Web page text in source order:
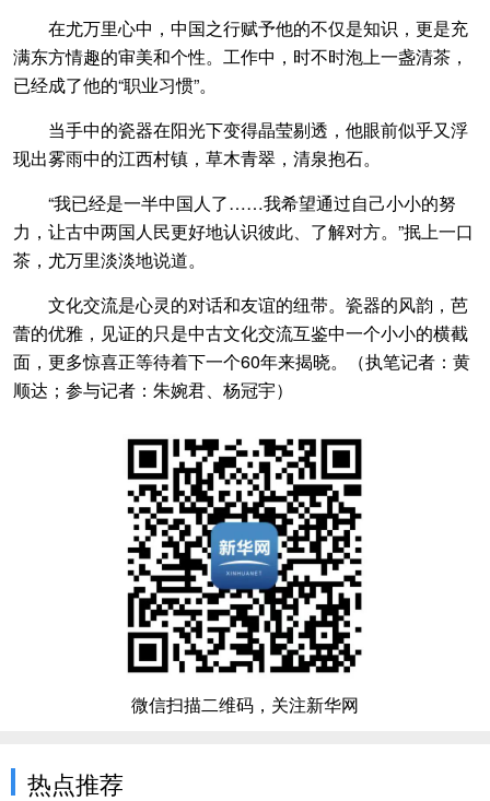
在尤万里心中，中国之行赋予他的不仅是知识，更是充
满东方情趣的审美和个性。工作中，时不时泡上一盏清茶，
已经成了他的“职业习惯”。
当手中的瓷器在阳光下变得晶莹剔透，他眼前似乎又浮
现出雾雨中的江西村镇，草木青翠，清泉抱石。
“我已经是一半中国人了……我希望通过自己小小的努
力，让古中两国人民更好地认识彼此、了解对方。”抿上一口
茶，尤万里淡淡地说道。
文化交流是心灵的对话和友谊的纽带。瓷器的风韵，芭
蕾的优雅，见证的只是中古文化交流互鉴中一个小小的横截
面，更多惊喜正等待着下一个60年来揭晓。（执笔记者：黄
顺达；参与记者：朱婉君、杨冠宇）
微信扫描二维码，关注新华网
热点推荐